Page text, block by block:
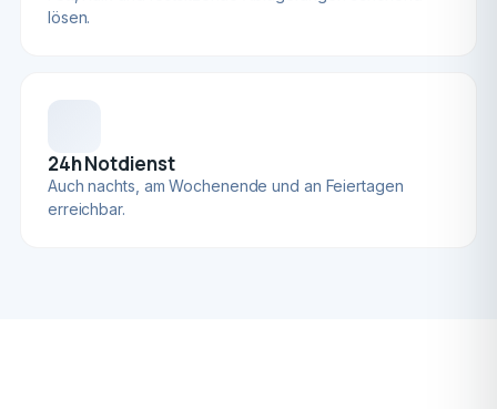
lösen.
24h Notdienst
Auch nachts, am Wochenende und an Feiertagen
erreichbar.